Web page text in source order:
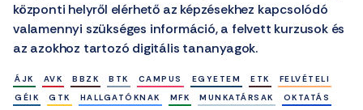
központi helyről elérhető az képzésekhez kapcsolódó
valamennyi szükséges információ, a felvett kurzusok és
az azokhoz tartozó digitális tananyagok.
ÁJK AVK BBZK BTK CAMPUS EGYETEM ETK
FELVÉTELI
GÉIK
GTK HALLGATÓKNAK MFK MUNKATÁRSAK
OKTATÁS